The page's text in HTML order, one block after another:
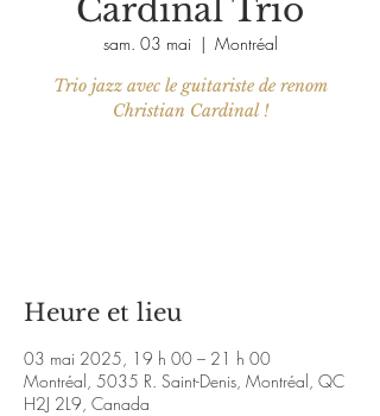
Cardinal Trio
sam. 03 mai
  |
Montréal
Trio jazz avec le guitariste de renom
Christian Cardinal !
Heure et lieu
03 mai 2025, 19 h 00 – 21 h 00
Montréal, 5035 R. Saint-Denis, Montréal, QC
H2J 2L9, Canada